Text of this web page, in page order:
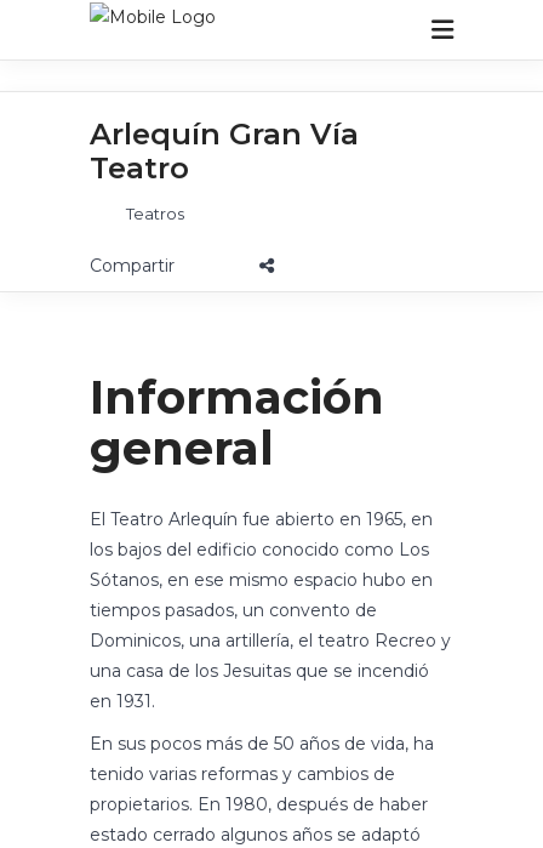
Arlequín Gran Vía
Teatro
Teatros
Información
general
El Teatro Arlequín fue abierto en 1965, en
los bajos del edificio conocido como Los
Sótanos, en ese mismo espacio hubo en
tiempos pasados, un convento de
Dominicos, una artillería, el teatro Recreo y
una casa de los Jesuitas que se incendió
en 1931.
En sus pocos más de 50 años de vida, ha
tenido varias reformas y cambios de
propietarios. En 1980, después de haber
estado cerrado algunos años se adaptó